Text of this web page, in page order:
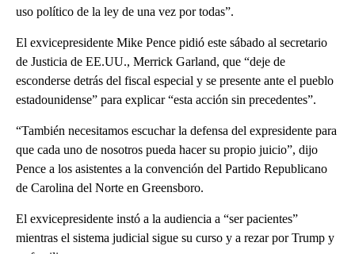
uso político de la ley de una vez por todas”.
El exvicepresidente Mike Pence pidió este sábado al secretario
de Justicia de EE.UU., Merrick Garland, que “deje de
esconderse detrás del fiscal especial y se presente ante el pueblo
estadounidense” para explicar “esta acción sin precedentes”.
“También necesitamos escuchar la defensa del expresidente para
que cada uno de nosotros pueda hacer su propio juicio”, dijo
Pence a los asistentes a la convención del Partido Republicano
de Carolina del Norte en Greensboro.
El exvicepresidente instó a la audiencia a “ser pacientes”
mientras el sistema judicial sigue su curso y a rezar por Trump y